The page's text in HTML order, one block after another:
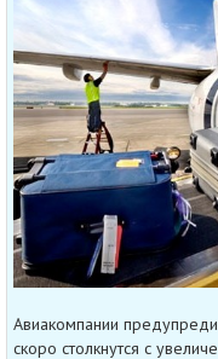
Авиакомпании
скоро столкнутся с